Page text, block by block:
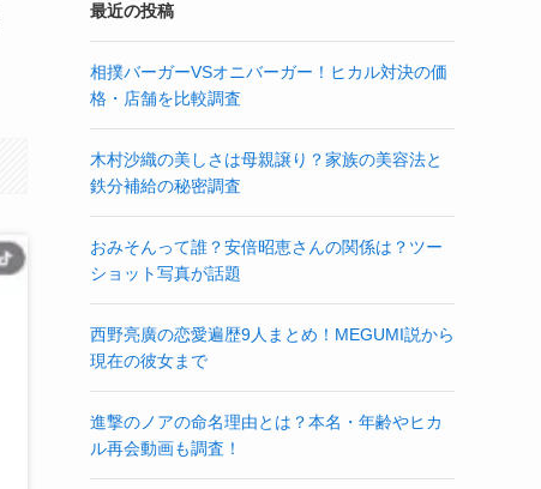
最近の投稿
相撲バーガーVSオニバーガー！ヒカル対決の価
格・店舗を比較調査
木村沙織の美しさは母親譲り？家族の美容法と
鉄分補給の秘密調査
おみそんって誰？安倍昭恵さんの関係は？ツー
ショット写真が話題
西野亮廣の恋愛遍歴9人まとめ！MEGUMI説から
現在の彼女まで
進撃のノアの命名理由とは？本名・年齢やヒカ
ル再会動画も調査！